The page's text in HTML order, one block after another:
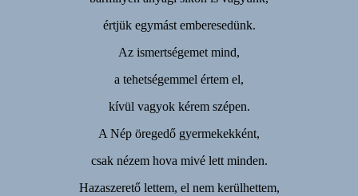
értjük egymást emberesedünk.
Az ismertségemet mind,
a tehetségemmel értem el,
kívül vagyok kérem szépen.
A Nép öregedő gyermekekként,
csak nézem hova mivé lett minden.
Hazaszerető lettem, el nem kerülhettem,